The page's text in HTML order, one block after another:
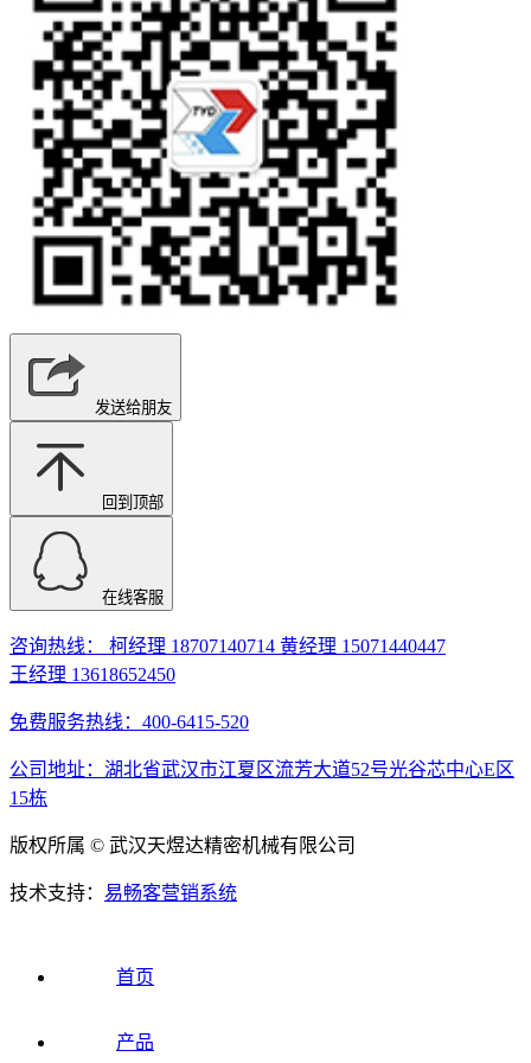
发送给朋友
回到顶部
在线客服
咨询热线： 柯经理 18707140714 黄经理 15071440447
王经理 13618652450
免费服务热线：400-6415-520
公司地址：湖北省武汉市江夏区流芳大道52号光谷芯中心E区
15栋
版权所属 © 武汉天煜达精密机械有限公司
技术支持： 易畅客营销系统
首页
产品